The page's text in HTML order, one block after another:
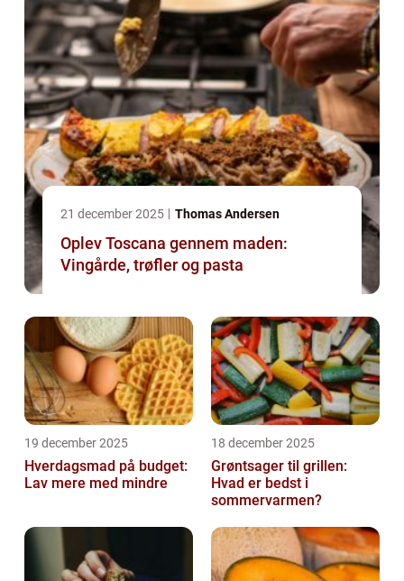
21 december 2025 Thomas Andersen
Oplev Toscana gennem maden:
Vingårde, trøfler og pasta
19 december 2025
Hverdagsmad på budget:
Lav mere med mindre
18 december 2025
Grøntsager til grillen:
Hvad er bedst i
sommervarmen?